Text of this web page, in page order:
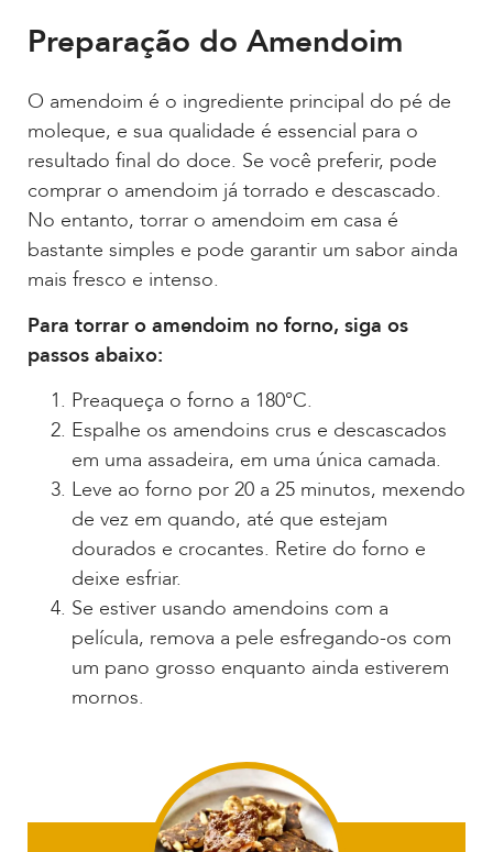
Preparação do Amendoim
O amendoim é o ingrediente principal do pé de
moleque, e sua qualidade é essencial para o
resultado final do doce. Se você preferir, pode
comprar o amendoim já torrado e descascado.
No entanto, torrar o amendoim em casa é
bastante simples e pode garantir um sabor ainda
mais fresco e intenso.
Para torrar o amendoim no forno, siga os
passos abaixo:
Preaqueça o forno a 180°C.
Espalhe os amendoins crus e descascados
em uma assadeira, em uma única camada.
Leve ao forno por 20 a 25 minutos, mexendo
de vez em quando, até que estejam
dourados e crocantes. Retire do forno e
deixe esfriar.
Se estiver usando amendoins com a
película, remova a pele esfregando-os com
um pano grosso enquanto ainda estiverem
mornos.